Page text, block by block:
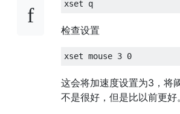
检查设置
这会将加速度设置为3，将
不是很好，但是比以前更好。